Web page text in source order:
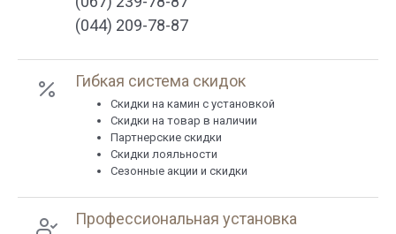
(044) 209-78-87
Гибкая система скидок
Cкидки на камин с установкой
Скидки на товар в наличии
Партнерские скидки
Скидки лояльности
Сезонные акции и скидки
Профессиональная установка